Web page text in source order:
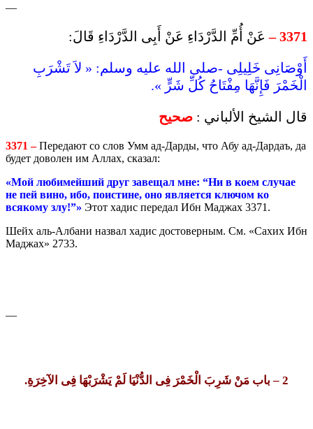
—
3371 – عَنْ أُمِّ الدَّرْدَاءِ عَنْ أَبِى الدَّرْدَاءِ قَالَ:
أَوْصَانِى خَلِيلِى -صلى الله عليه وسلم: « لاَ تَشْرَبِ
الْخَمْرَ فَإِنَّهَا مِفْتَاحُ كُلِّ شَرٍّ ».
قال الشيخ الألباني : صحيح
3371 –Передают со слов Умм ад-Дарды, что Абу ад-Дардаъ, да
будет доволен им Аллах, сказал:
«Мой любимейший друг завещал мне: “Ни в коем случае
не пей вино, ибо, поистине, оно является ключом ко
всякому злу!”» Этот хадис передал Ибн Маджах 3371.
Шейх аль-Албани назвал хадис достоверным. См. «Сахих Ибн
Маджах» 2733.
—
2 – باب مَنْ شَرِبَ الْخَمْرَ فِى الدُّنْيَا لَمْ يَشْرَبْهَا فِى الآخِرَةِ.